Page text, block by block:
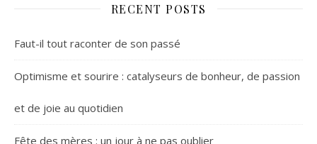
RECENT POSTS
Faut-il tout raconter de son passé
Optimisme et sourire : catalyseurs de bonheur, de passion
et de joie au quotidien
Fête des mères : un jour à ne pas oublier